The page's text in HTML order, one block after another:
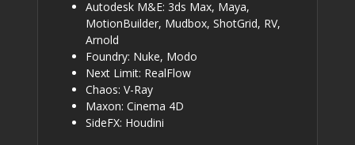
Autodesk M&E: 3ds Max, Maya,
MotionBuilder, Mudbox, ShotGrid, RV,
Arnold
Foundry: Nuke, Modo
Next Limit: RealFlow
Chaos: V-Ray
Maxon: Cinema 4D
SideFX: Houdini